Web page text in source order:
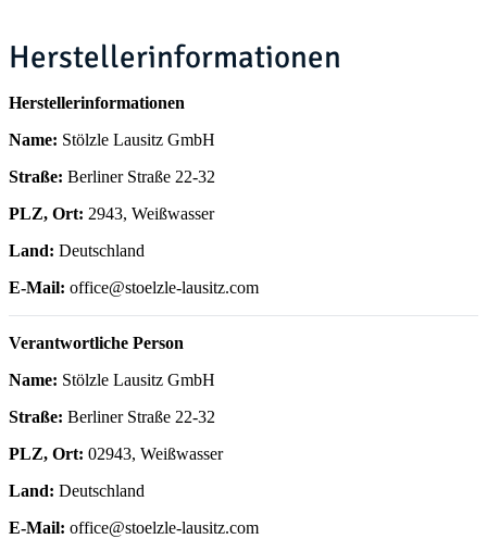
Herstellerinformationen
Herstellerinformationen
Name: Stölzle Lausitz GmbH
Straße: Berliner Straße 22-32
PLZ, Ort: 2943, Weißwasser
Land: Deutschland
E-Mail: office@stoelzle-lausitz.com
Verantwortliche Person
Name: Stölzle Lausitz GmbH
Straße: Berliner Straße 22-32
PLZ, Ort: 02943, Weißwasser
Land: Deutschland
E-Mail: office@stoelzle-lausitz.com